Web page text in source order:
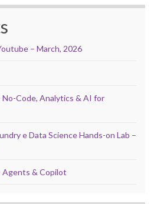
– March, 2026
Code, Analytics & AI for
e Data Science Hands-on Lab –
Agents & Copilot